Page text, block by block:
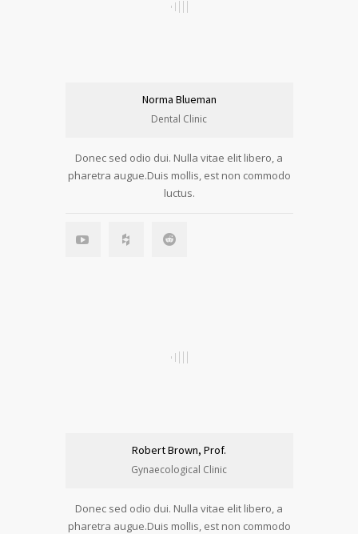
Norma Blueman
Dental Clinic
Donec sed odio dui. Nulla vitae elit libero, a
pharetra augue.Duis mollis, est non commodo
luctus.
Robert Brown, Prof.
Gynaecological Clinic
Donec sed odio dui. Nulla vitae elit libero, a
pharetra augue.Duis mollis, est non commodo